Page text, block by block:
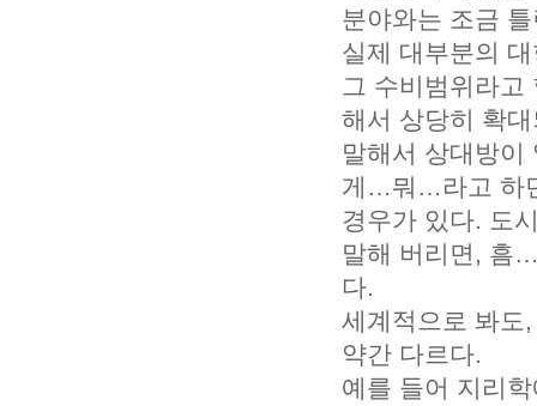
분야와는 조금
실제 대부분의
그 수비범위라고
해서 상당히 확
말해서 상대방
게…뭐…라고 하
경우가 있다. 도
말해 버리면, 흠
다.
세계적으로 봐도
약간 다르다.
예를 들어 지리